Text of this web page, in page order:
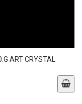
ART CRYSTAL